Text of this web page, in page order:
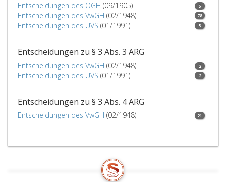
Entscheidungen des OGH (09/1905) 5
Entscheidungen des VwGH (02/1948) 78
Entscheidungen des UVS (01/1991) 5
Entscheidungen zu § 3 Abs. 3 ARG
Entscheidungen des VwGH (02/1948) 2
Entscheidungen des UVS (01/1991) 2
Entscheidungen zu § 3 Abs. 4 ARG
Entscheidungen des VwGH (02/1948) 21